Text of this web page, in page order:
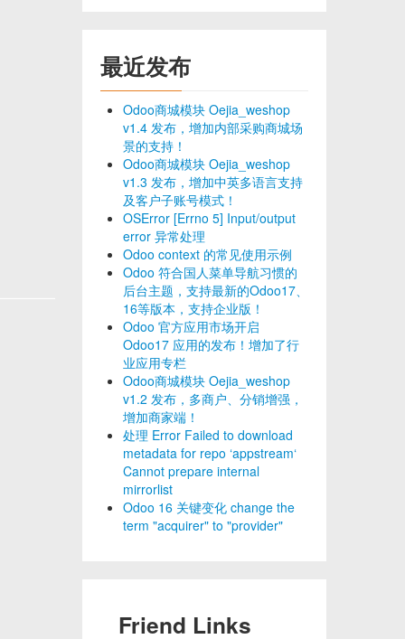
最近发布
Odoo商城模块 Oejia_weshop
v1.4 发布，增加内部采购商城场
景的支持！
Odoo商城模块 Oejia_weshop
v1.3 发布，增加中英多语言支持
及客户子账号模式！
OSError [Errno 5] Input/output
error 异常处理
Odoo context 的常见使用示例
Odoo 符合国人菜单导航习惯的
后台主题，支持最新的Odoo17、
16等版本，支持企业版！
Odoo 官方应用市场开启
Odoo17 应用的发布！增加了行
业应用专栏
Odoo商城模块 Oejia_weshop
v1.2 发布，多商户、分销增强，
增加商家端！
处理 Error Failed to download
metadata for repo ‘appstream‘
Cannot prepare internal
mirrorlist
Odoo 16 关键变化 change the
term "acquirer" to "provider"
Friend Links